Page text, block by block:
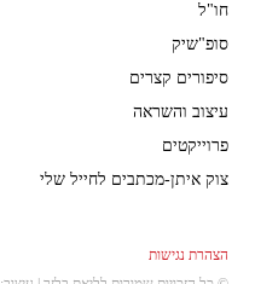
חו"ל
סופ"שיק
סיפורים קצרים
עיצוב והשראה
פרוייקטים
צוק איתן-מכתבים לחייל שלי
הצהרת נגישות